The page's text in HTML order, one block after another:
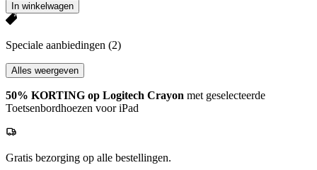
In winkelwagen
Speciale aanbiedingen (2)
Alles weergeven
50% KORTING op Logitech Crayon met geselecteerde
Toetsenbordhoezen voor iPad
Gratis bezorging op alle bestellingen.